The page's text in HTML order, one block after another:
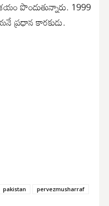
పొందుతున్నారు. 1999
ప్రధాన కారకుడు.
pakistan pervezmusharraf